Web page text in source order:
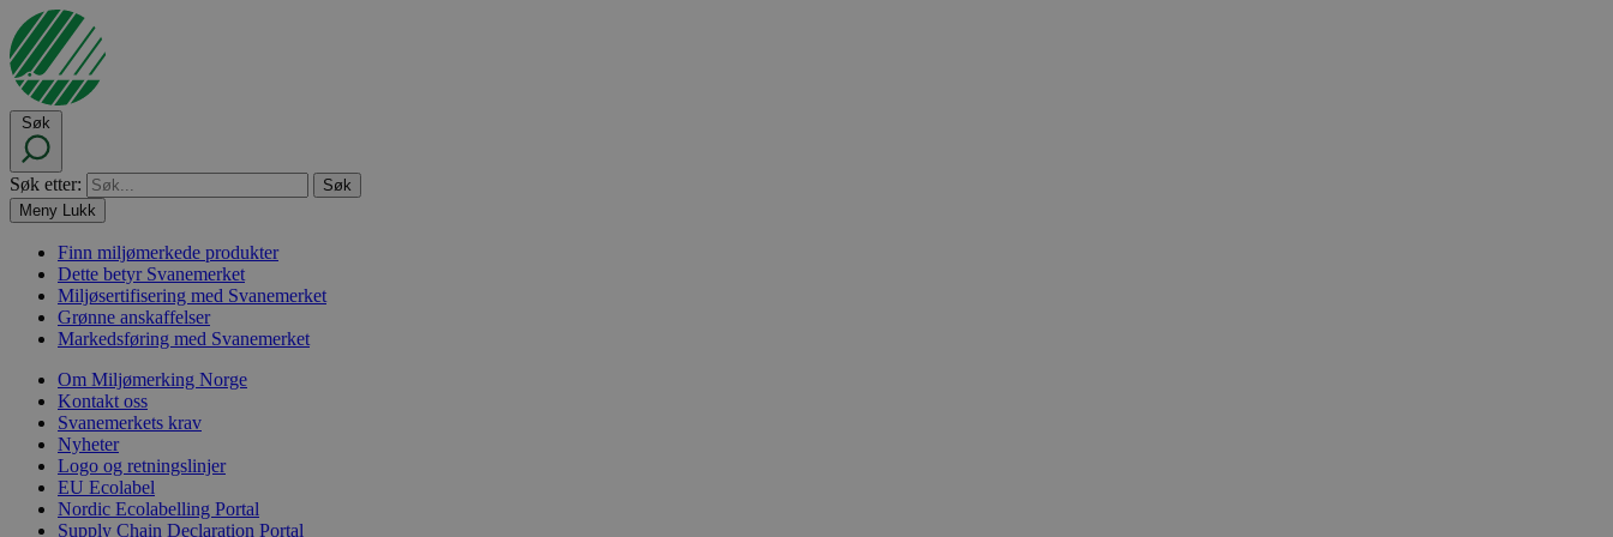
Søk
Søk etter:
Meny Lukk
Finn miljømerkede produkter
Dette betyr Svanemerket
Miljøsertifisering med Svanemerket
Grønne anskaffelser
Markedsføring med Svanemerket
Om Miljømerking Norge
Kontakt oss
Svanemerkets krav
Nyheter
Logo og retningslinjer
EU Ecolabel
Nordic Ecolabelling Portal
Supply Chain Declaration Portal